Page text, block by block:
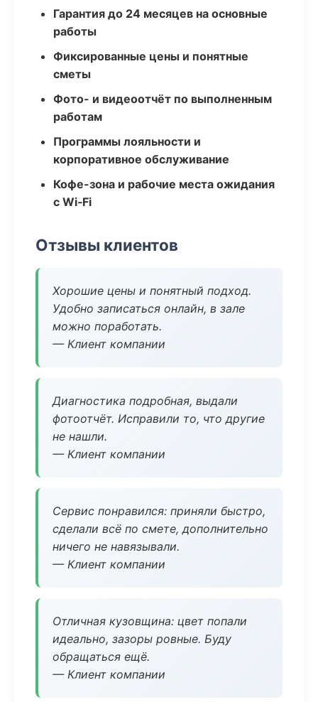
Гарантия до 24 месяцев на основные
работы
Фиксированные цены и понятные
сметы
Фото- и видеоотчёт по выполненным
работам
Программы лояльности и
корпоративное обслуживание
Кофе-зона и рабочие места ожидания
с Wi‑Fi
Отзывы клиентов
Хорошие цены и понятный подход.
Удобно записаться онлайн, в зале
можно поработать.
— Клиент компании
Диагностика подробная, выдали
фотоотчёт. Исправили то, что другие
не нашли.
— Клиент компании
Сервис понравился: приняли быстро,
сделали всё по смете, дополнительно
ничего не навязывали.
— Клиент компании
Отличная кузовщина: цвет попали
идеально, зазоры ровные. Буду
обращаться ещё.
— Клиент компании